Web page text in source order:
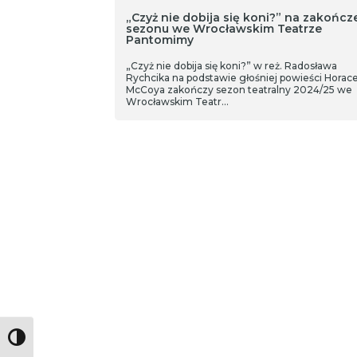
Toggle High Contrast
„Czyż nie dobija się koni?” na
sezonu we Wrocławskim Teatrze
Pantomimy
„Czyż nie dobija się koni?” w reż. Radosława
Rychcika na podstawie głośniej powieści
McCoya zakończy sezon teatralny 2024/25 we
Wrocławskim Teatr…